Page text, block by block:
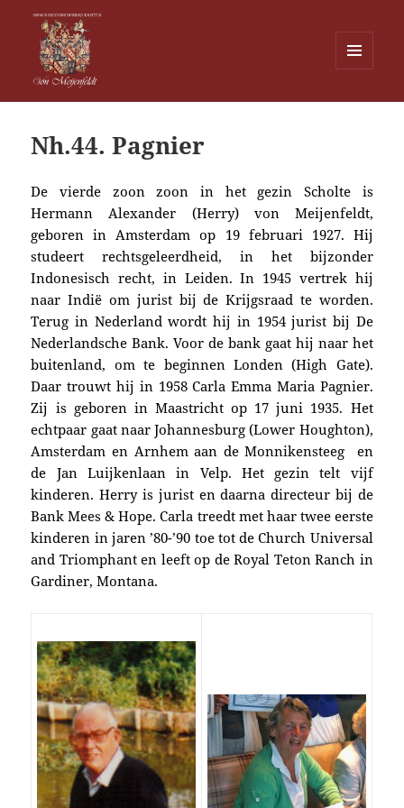
WIDGETS
Nh.44. Pagnier
De vierde zoon zoon in het gezin Scholte is
Hermann Alexander (Herry) von Meijenfeldt,
geboren in Amsterdam op 19 februari 1927. Hij
studeert rechtsgeleerdheid, in het bijzonder
Indonesisch recht, in Leiden. In 1945 vertrek hij
naar Indië om jurist bij de Krijgsraad te worden.
Terug in Nederland wordt hij in 1954 jurist bij De
Nederlandsche Bank.Voor de bank gaat hij naar het
buitenland, om te beginnen Londen (High Gate).
Daar trouwt hij in 1958 Carla Emma Maria Pagnier.
Zij is geboren in Maastricht op 17 juni 1935. Het
echtpaar gaat naar Johannesburg (Lower Houghton),
Amsterdam en Arnhem aan de Monnikensteeg en
de Jan Luijkenlaan in Velp. Het gezin telt vijf
kinderen. Herry is jurist en daarna directeur bij de
Bank Mees & Hope. Carla treedt met haar twee eerste
kinderen in jaren ’80-’90 toe tot de Church Universal
and Triomphant en leeft op de Royal Teton Ranch in
Gardiner, Montana.